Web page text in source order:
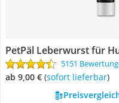
PetPäl Leberwurst für
5151
ab 9,00 € ( Sofort lieferbar)